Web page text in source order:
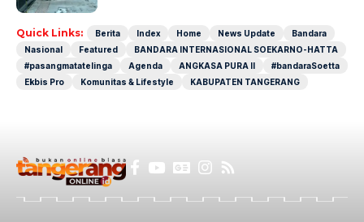
Quick Links: Berita Index Home News Update
Bandara
Nasional
Featured
BANDARA INTERNASIONAL SOEKARNO-HATTA
#pasangmatatelinga
Agenda ANGKASA PURA II
#bandaraSoetta
Ekbis Pro
Komunitas & Lifestyle KABUPATEN TANGERANG